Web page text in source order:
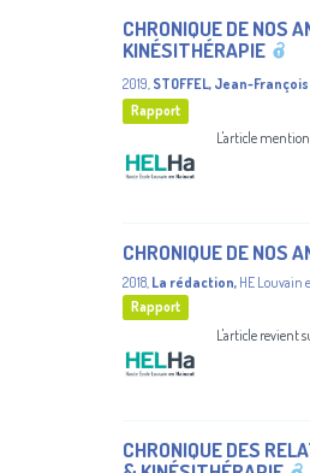
CHRONIQUE DE NOS
KINÉSITHÉRAPIE
2019, STOFFEL, Jean-François
Rapport
L'article
CHRONIQUE DE NOS
2018, La rédaction, HE Louvain
Rapport
L'article revient
CHRONIQUE DES